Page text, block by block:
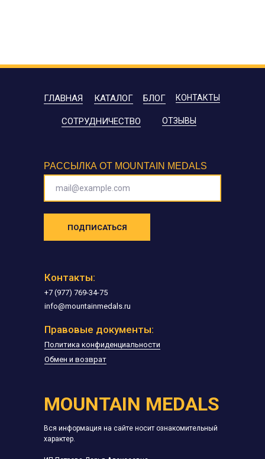
Вся информация на сайте носит ознакомительный
характер.
+7 (977) 769-34-75
Политика конфиденциальности
Обмен и возврат
ГЛАВНАЯ КАТАЛОГ
СОТРУДНИЧЕСТВО ОТЗЫВЫ
КОНТАКТЫ
Контакты:
Правовые документы:
info@mountainmedals.ru
MOUNTAIN MEDALS
РАССЫЛКА ОТ MOUNTAIN MEDALS
mail@example.com
ПОДПИСАТЬСЯ
БЛОГ